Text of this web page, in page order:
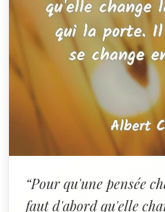
“Pour qu'une pensée
faut d'abord qu'elle